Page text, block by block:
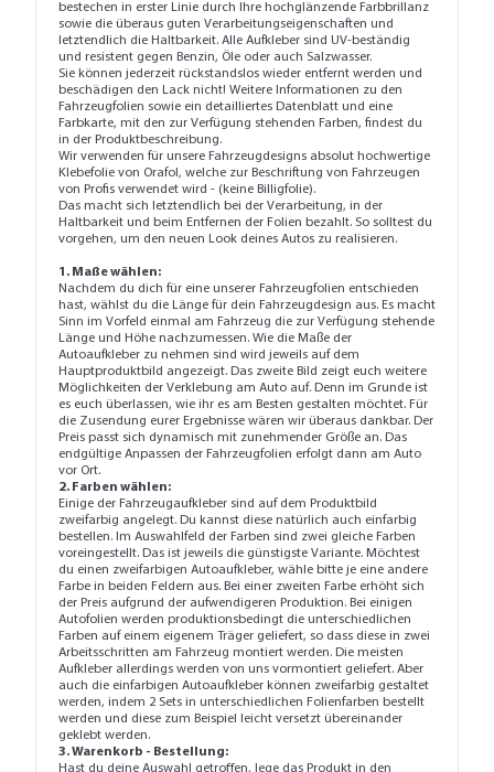
bestechen in erster Linie durch Ihre hochglänzende Farbbrillanz
sowie die überaus guten Verarbeitungseigenschaften und
letztendlich die Haltbarkeit. Alle Aufkleber sind UV-beständig
und resistent gegen Benzin, Öle oder auch Salzwasser.
Sie können jederzeit rückstandslos wieder entfernt werden und
beschädigen den Lack nicht! Weitere Informationen zu den
Fahrzeugfolien sowie ein detailliertes Datenblatt und eine
Farbkarte, mit den zur Verfügung stehenden Farben, findest du
in der Produktbeschreibung.
Wir verwenden für unsere Fahrzeugdesigns absolut hochwertige
Klebefolie von Orafol, welche zur Beschriftung von Fahrzeugen
von Profis verwendet wird - (keine Billigfolie).
Das macht sich letztendlich bei der Verarbeitung, in der
Haltbarkeit und beim Entfernen der Folien bezahlt. So solltest du
vorgehen, um den neuen Look deines Autos zu realisieren.
1. Maße wählen:
Nachdem du dich für eine unserer Fahrzeugfolien entschieden
hast, wählst du die Länge für dein Fahrzeugdesign aus. Es macht
Sinn im Vorfeld einmal am Fahrzeug die zur Verfügung stehende
Länge und Höhe nachzumessen. Wie die Maße der
Autoaufkleber zu nehmen sind wird jeweils auf dem
Hauptproduktbild angezeigt. Das zweite Bild zeigt euch weitere
Möglichkeiten der Verklebung am Auto auf. Denn im Grunde ist
es euch überlassen, wie ihr es am Besten gestalten möchtet. Für
die Zusendung eurer Ergebnisse wären wir überaus dankbar. Der
Preis passt sich dynamisch mit zunehmender Größe an. Das
endgültige Anpassen der Fahrzeugfolien erfolgt dann am Auto
vor Ort.
2. Farben wählen:
Einige der Fahrzeugaufkleber sind auf dem Produktbild
zweifarbig angelegt. Du kannst diese natürlich auch einfarbig
bestellen. Im Auswahlfeld der Farben sind zwei gleiche Farben
voreingestellt. Das ist jeweils die günstigste Variante. Möchtest
du einen zweifarbigen Autoaufkleber, wähle bitte je eine andere
Farbe in beiden Feldern aus. Bei einer zweiten Farbe erhöht sich
der Preis aufgrund der aufwendigeren Produktion. Bei einigen
Autofolien werden produktionsbedingt die unterschiedlichen
Farben auf einem eigenem Träger geliefert, so dass diese in zwei
Arbeitsschritten am Fahrzeug montiert werden. Die meisten
Aufkleber allerdings werden von uns vormontiert geliefert. Aber
auch die einfarbigen Autoaufkleber können zweifarbig gestaltet
werden, indem 2 Sets in unterschiedlichen Folienfarben bestellt
werden und diese zum Beispiel leicht versetzt übereinander
geklebt werden.
3. Warenkorb - Bestellung:
Hast du deine Auswahl getroffen, lege das Produkt in den